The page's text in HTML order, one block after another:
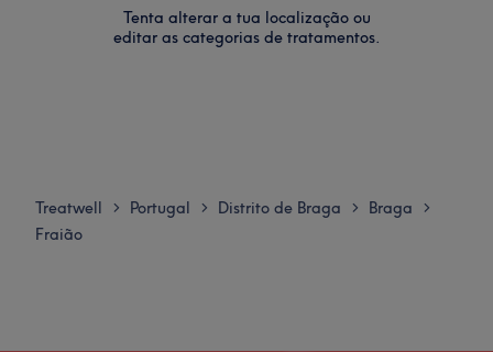
Tenta alterar a tua localização ou
editar as categorias de tratamentos.
Treatwell > Portugal > Distrito de Braga > Braga >
Fraião